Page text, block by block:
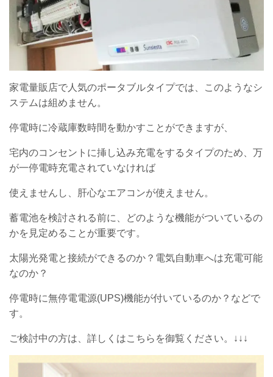
家電量販店で人気のポータブルタイプでは、このようなシ
ステムは組めません。
停電時に冷蔵庫数時間を動かすことができますが、
宅内のコンセントに挿し込み充電をするタイプのため、万
が一停電時充電されていなければ
使えませんし、肝心なエアコンが使えません。
蓄電池を検討される前に、どのような機能がついているの
かを見定めることが重要です。
太陽光発電と接続ができるのか？電気自動車へは充電可能
なのか？
停電時に無停電電源(UPS)機能が付いているのか？などで
す。
ご検討中の方は、詳しくはこちらを御覧ください。↓↓↓